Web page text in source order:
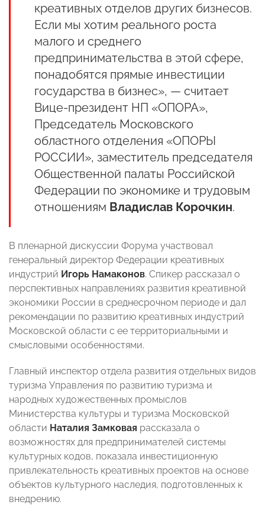
креативных отделов других бизнесов.
Если мы хотим реального роста
малого и среднего
предпринимательства в этой сфере,
понадобятся прямые инвестиции
государства в бизнес», — считает
Вице-президент НП «ОПОРА»,
Председатель Московского
областного отделения «ОПОРЫ
РОССИИ», заместитель председателя
Общественной палаты Российской
Федерации по экономике и трудовым
отношениям Владислав Корочкин.
В пленарной дискуссии Форума участвовал
генеральный директор Федерации креативных
индустрий Игорь Намаконов. Спикер рассказал о
перспективных направлениях развития креативной
экономики России в среднесрочном периоде и дал
рекомендации по развитию креативных индустрий
Московской области с ее территориальными и
смысловыми особенностями.
Главный инспектор отдела развития отдельных видов
туризма Управления по развитию туризма и
народных художественных промыслов
Министерства культуры и туризма Московской
области Наталия Замковая рассказала о
возможностях для предпринимателей системы
культурных кодов, показала инвестиционную
привлекательность креативных проектов на основе
объектов культурного наследия, подготовленных к
внедрению.